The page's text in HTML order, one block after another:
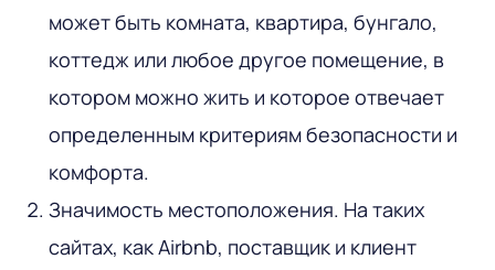
может быть комната, квартира, бунгало,
коттедж или любое другое помещение, в
котором можно жить и которое отвечает
определенным критериям безопасности и
комфорта.
Значимость местоположения. На таких
сайтах, как Airbnb, поставщик и клиент